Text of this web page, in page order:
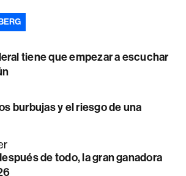
tiene que empezar a escuchar
burbujas y el riesgo de una
de todo, la gran ganadora